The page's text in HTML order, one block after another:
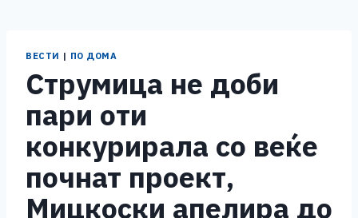
ВЕСТИ | ПО ДОМА
Струмица не доби
пари оти
конкурирала со веќе
почнат проект,
Мицкоски апелира до